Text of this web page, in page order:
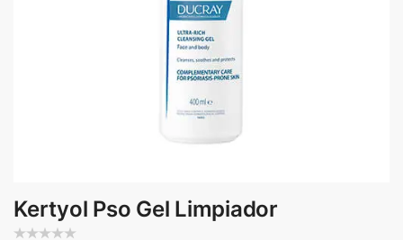
Kertyol Pso Gel Limpiador